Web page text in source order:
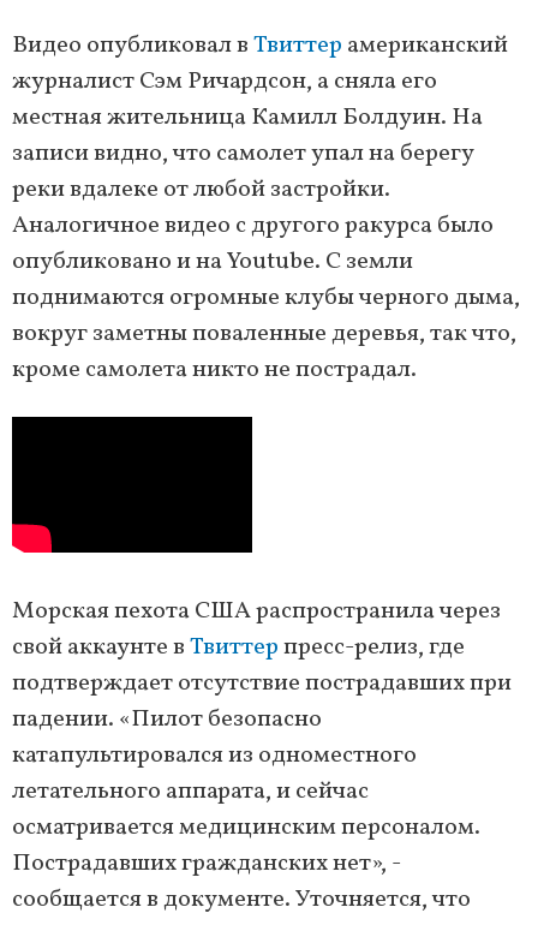
Видео опубликовал вТвиттер американский
журналист Сэм Ричардсон, а сняла его
местная жительница Камилл Болдуин. На
записи видно, что самолет упал на берегу
реки вдалеке от любой застройки.
Аналогичное видео с другого ракурса было
опубликовано и на Youtube. С земли
поднимаются огромные клубы черного дыма,
вокруг заметны поваленные деревья, так что,
кроме самолета никто не пострадал.
Морская пехота США распространила через
свой аккаунте вТвиттерпресс-релиз, где
подтверждает отсутствие пострадавших при
падении. «Пилот безопасно
катапультировался из одноместного
летательного аппарата, и сейчас
осматривается медицинским персоналом.
Пострадавших гражданских нет», -
сообщается в документе. Уточняется, что